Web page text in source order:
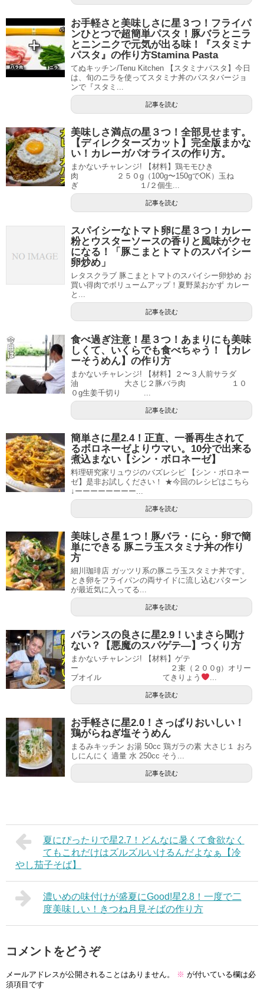
お手軽さと美味しさに星３つ！フライパ
ンひとつで超簡単パスタ！豚バラとニラ
とニンニクで元気が出る味！『スタミナ
パスタ』の作り方Stamina Pasta
てぬキッチン/Tenu Kitchen 【スタミナパスタ】今日
は、旬のニラを使ってスタミナ丼のパスタバージョ
ンで『スタミ...
記事を読む
美味しさ満点の星３つ！全部見せます。
【ディレクターズカット】完全版まかな
い！カレーガパオライスの作り方。
まかないチャレンジ! 【材料】鶏モモひき
肉 ２５０g（100g〜150gでOK）玉ね
ぎ １/２個生...
記事を読む
スパイシーなトマト卵に星３つ！カレー
粉とウスターソースの香りと風味がクセ
になる！「豚こまとトマトのスパイシー
卵炒め」
レタスクラブ 豚こまとトマトのスパイシー卵炒め お
買い得肉でボリュームアップ！夏野菜おかず カレー
と...
記事を読む
食べ過ぎ注意！星３つ！あまりにも美味
しくて、いくらでも食べちゃう！【カレ
ーそうめん】の作り方
まかないチャレンジ! 【材料】２〜３人前サラダ
油 大さじ２豚バラ肉 １０
０g生姜千切り ...
記事を読む
簡単さに星2.4！正直、一番再生されて
るボロネーゼよりウマい。10分で出来る
煮込まない【シン・ボロネーゼ】
料理研究家リュウジのバズレシピ 【シン・ボロネー
ゼ】是非お試しください！ ★今回のレシピはこちら
↓ーーーーーーーー...
記事を読む
美味しさ星１つ！豚バラ・にら・卵で簡
単にできる 豚ニラ玉スタミナ丼の作り
方
細川珈琲店 ガッツリ系の豚ニラ玉スタミナ丼です。
とき卵をフライパンの両サイドに流し込むパターン
が最近気に入ってる...
記事を読む
バランスの良さに星2.9！いまさら聞け
ない？【悪魔のスパゲテ—】つくり方
まかないチャレンジ! 【材料】ゲテ
ー ２束（２００g）オリー
ブオイル てきりょう
...
記事を読む
お手軽さに星2.0！さっぱりおいしい！
鶏がらねぎ塩そうめん
まるみキッチン お湯 50cc 鶏ガラの素 大さじ１ おろ
しにんにく 適量 水 250cc そう...
記事を読む
夏にぴったりで星2.7！どんなに暑くて食欲なく
てもこれだけはズルズルいけるんだよなぁ【冷
やし茄子そば】
濃いめの味付けが盛夏にGood!星2.8！一度で二
度美味しい！きつね月見そばの作り方
コメントをどうぞ
メールアドレスが公開されることはありません。 ※ が付いている欄は必
須項目です